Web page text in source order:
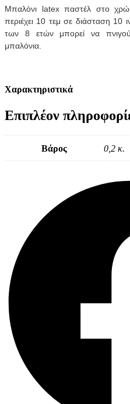
δέρματος
ποσότητα
Μπαλόνι latex παστέλ στο
περιέχει 10 τεμ σε διάσταση
των 8 ετών μπορεί να
μπαλόνια.
Χαρακτηριστικά
Επιπλέον
Βάρος 0,2 κ.